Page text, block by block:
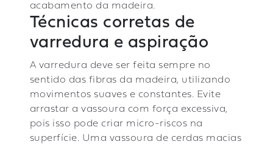
acabamento da madeira.
Técnicas corretas de
varredura e aspiração
A varredura deve ser feita sempre no
sentido das fibras da madeira, utilizando
movimentos suaves e constantes. Evite
arrastar a vassoura com força excessiva,
pois isso pode criar micro-riscos na
superfície. Uma vassoura de cerdas macias